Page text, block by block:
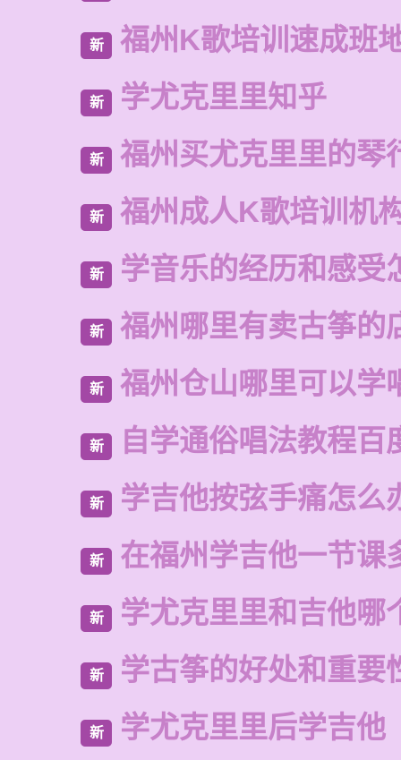
新 福州K歌培训速成班
新 学尤克里里知乎
新 福州买尤克里里的琴
新 福州成人K歌培训机
新 学音乐的经历和感受
新 福州哪里有卖古筝的
新 福州仓山哪里可以学
新 自学通俗唱法教程百
新 学吉他按弦手痛怎么
新 在福州学吉他一节课
新 学尤克里里和吉他哪
新 学古筝的好处和重要
新 学尤克里里后学吉他